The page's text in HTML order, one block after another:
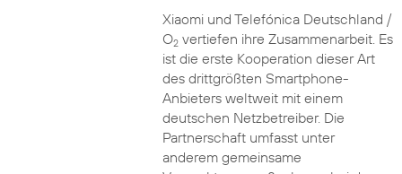
Xiaomi und Telefónica Deutschland /
O2vertiefen ihre Zusammenarbeit. Es
ist die erste Kooperation dieser Art
des drittgrößten Smartphone-
Anbieters weltweit mit einem
deutschen Netzbetreiber. Die
Partnerschaft umfasst unter
anderem gemeinsame